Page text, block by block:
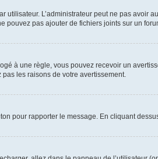
L’administrateur peut ne pas
pouvez pas ajouter de fichiers joints sur un
à une règle, vous pouvez recevoir un
les raisons de votre avertissement.
pour rapporter le message. En cliquant